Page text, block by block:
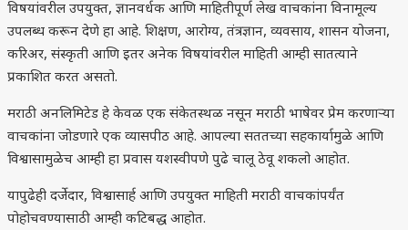
विषयांवरील उपयुक्त, ज्ञानवर्धक आणि माहितीपूर्ण लेख वाचकांना विनामूल्य
उपलब्ध करून देणे हा आहे. शिक्षण, आरोग्य, तंत्रज्ञान, व्यवसाय, शासन योजना,
करिअर, संस्कृती आणि इतर अनेक विषयांवरील माहिती आम्ही सातत्याने
प्रकाशित करत असतो.
मराठी अनलिमिटेड हे केवळ एक संकेतस्थळ नसून मराठी भाषेवर प्रेम करणाऱ्या
वाचकांना जोडणारे एक व्यासपीठ आहे. आपल्या सततच्या सहकार्यामुळे आणि
विश्वासामुळेच आम्ही हा प्रवास यशस्वीपणे पुढे चालू ठेवू शकलो आहोत.
यापुढेही दर्जेदार, विश्वासार्ह आणि उपयुक्त माहिती मराठी वाचकांपर्यंत
पोहोचवण्यासाठी आम्ही कटिबद्ध आहोत.